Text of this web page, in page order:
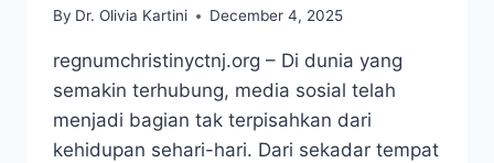
By Dr. Olivia Kartini December 4, 2025
regnumchristinyctnj.org – Di dunia yang
semakin terhubung, media sosial telah
menjadi bagian tak terpisahkan dari
kehidupan sehari-hari. Dari sekadar tempat